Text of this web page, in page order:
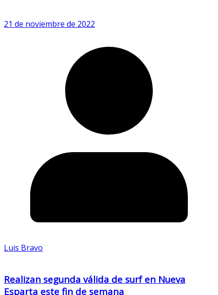
21 de noviembre de 2022
Luis Bravo
Realizan segunda válida de surf en Nueva
Esparta este fin de semana